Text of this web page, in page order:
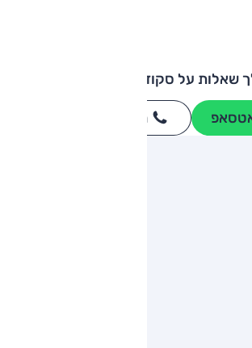
שאלות על סקודה ראפיד?
חייגו